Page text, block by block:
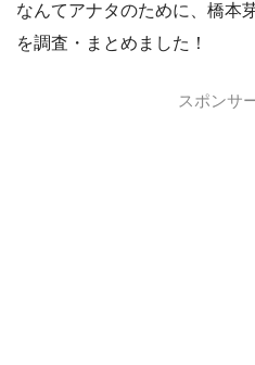
なんてアナタのために、橋本
を調査・まとめました！
スポンサ